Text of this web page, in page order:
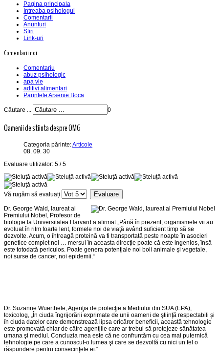
Pagina principala
Intreaba psihologul
Comentarii
Anunturi
Stiri
Link-uri
Comentarii noi
Comentariu
abuz psihologic
apa vie
aditivi alimentari
Parintele Arsenie Boca
Căutare ... 0
Oamenii de stiinta despre OMG
Categoria părinte:Articole
08. 09. 30
Evaluare utilizator: 5 /5
Vă rugăm să evaluați
Dr. George Wald, laureat al
Premiului Nobel, Profesor de
biologie la Universitatea Harvard a afirmat „Până în prezent, organismele vii au
evoluat în ritm foarte lent, formele noi de viaţă având suficient timp să se
dezvolte. Acum, o întreagă proteină va fi transportată peste noapte în asocieri
genetice complet noi … mersul în aceasta direcţie poate că este ingenios, însă
este totodată periculos. Poate genera potenţiale noi boli animale şi vegetale,
noi surse de cancer, noi epidemii.“
Dr. Suzanne Wuerthele, Agenţia de protecţie a Mediului din SUA (EPA),
toxicolog, „În ciuda îngrijorării exprimate de unii oameni de ştiinţă respectabili şi
în ciuda datelor care demonstrează lipsa oricăror beneficii, această tehnologie
este promovată chiar de către agenţiile care ar trebui să protejeze sănătatea
umana şi mediul. Concluzia mea este că ne confruntăm cu cea mai puternică
tehnologie pe care a cunoscut-o lumea şi care se dezvoltă cu nici un fel o
răspundere pentru consecinţele ei.“